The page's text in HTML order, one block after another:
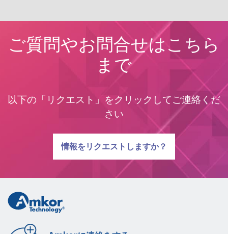
ご質問やお問合せはこちら
まで
以下の「リクエスト」をクリックしてご連絡くだ
さい
質問に関する
情報をリクエストしますか？